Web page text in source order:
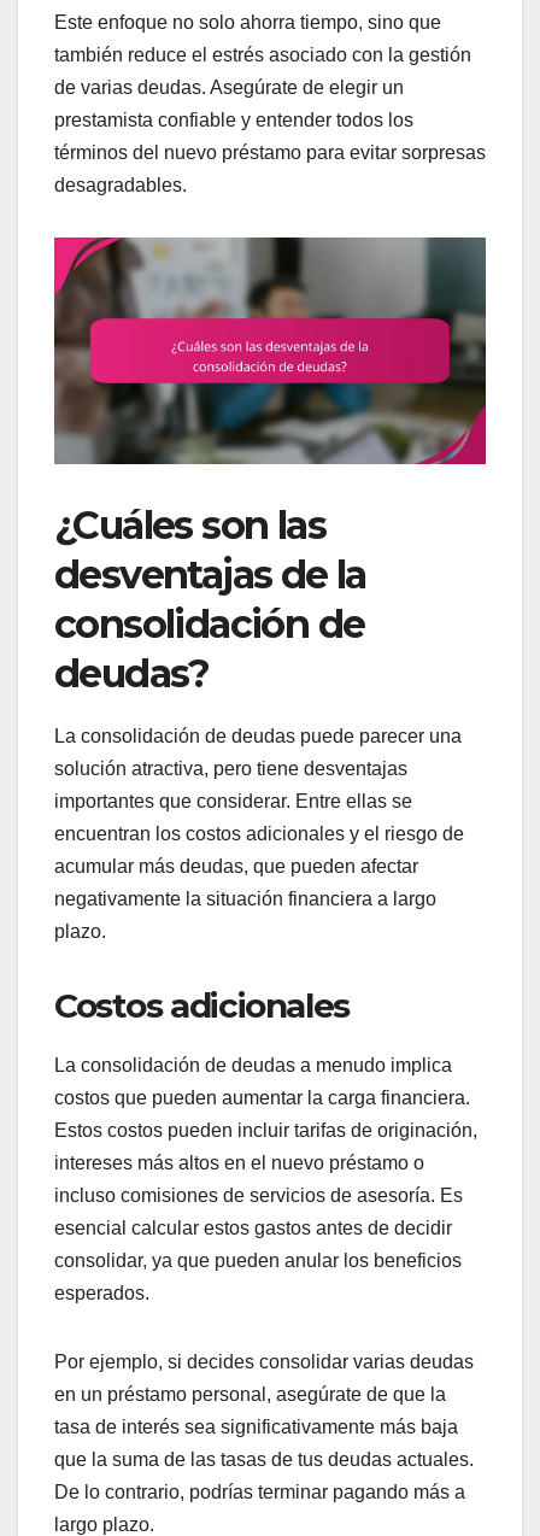
Este enfoque no solo ahorra tiempo, sino que
también reduce el estrés asociado con la gestión
de varias deudas. Asegúrate de elegir un
prestamista confiable y entender todos los
términos del nuevo préstamo para evitar sorpresas
desagradables.
¿Cuáles son las
desventajas de la
consolidación de
deudas?
La consolidación de deudas puede parecer una
solución atractiva, pero tiene desventajas
importantes que considerar. Entre ellas se
encuentran los costos adicionales y el riesgo de
acumular más deudas, que pueden afectar
negativamente la situación financiera a largo
plazo.
Costos adicionales
La consolidación de deudas a menudo implica
costos que pueden aumentar la carga financiera.
Estos costos pueden incluir tarifas de originación,
intereses más altos en el nuevo préstamo o
incluso comisiones de servicios de asesoría. Es
esencial calcular estos gastos antes de decidir
consolidar, ya que pueden anular los beneficios
esperados.
Por ejemplo, si decides consolidar varias deudas
en un préstamo personal, asegúrate de que la
tasa de interés sea significativamente más baja
que la suma de las tasas de tus deudas actuales.
De lo contrario, podrías terminar pagando más a
largo plazo.